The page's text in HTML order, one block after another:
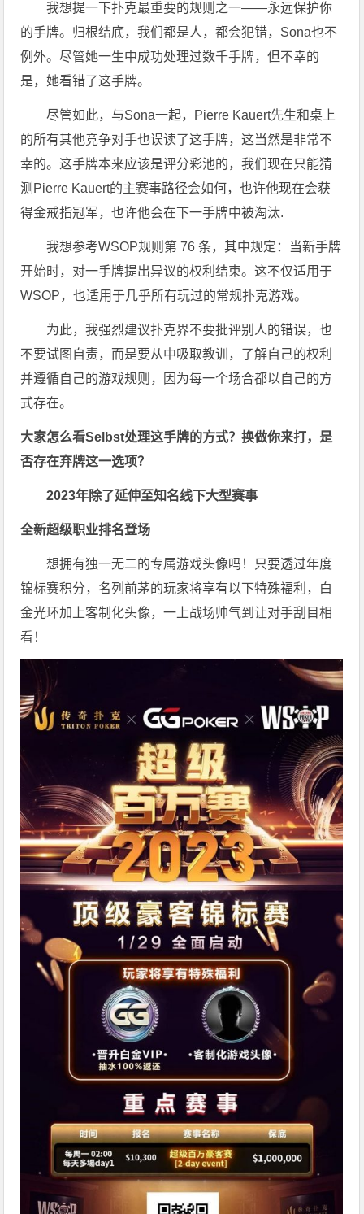
我想提一下扑克最重要的规则之一——永远保护你
的手牌。归根结底，我们都是人，都会犯错，Sona也不
例外。尽管她一生中成功处理过数千手牌，但不幸的
是，她看错了这手牌。
尽管如此，与Sona一起，Pierre Kauert先生和桌上
的所有其他竞争对手也误读了这手牌，这当然是非常不
幸的。这手牌本来应该是评分彩池的，我们现在只能猜
测Pierre Kauert的主赛事路径会如何，也许他现在会获
得金戒指冠军，也许他会在下一手牌中被淘汰.
我想参考WSOP规则第 76 条，其中规定：当新手牌
开始时，对一手牌提出异议的权利结束。这不仅适用于
WSOP，也适用于几乎所有玩过的常规扑克游戏。
为此，我强烈建议扑克界不要批评别人的错误，也
不要试图自责，而是要从中吸取教训，了解自己的权利
并遵循自己的游戏规则，因为每一个场合都以自己的方
式存在。
大家怎么看Selbst处理这手牌的方式？换做你来打，是
否存在弃牌这一选项？
2023年除了延伸至知名线下大型赛事
全新超级职业排名登场
想拥有独一无二的专属游戏头像吗！只要透过年度
锦标赛积分，名列前茅的玩家将享有以下特殊福利，白
金光环加上客制化头像，一上战场帅气到让对手刮目相
看！